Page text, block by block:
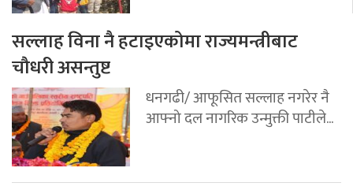
सल्लाह विना नै हटाइएकोमा राज्यमन्त्रीबाट
चौधरी असन्तुष्ट
धनगढी/ आफूसित सल्लाह नगरेर नै
आफ्नो दल नागरिक उन्मुक्ती पाटीले...